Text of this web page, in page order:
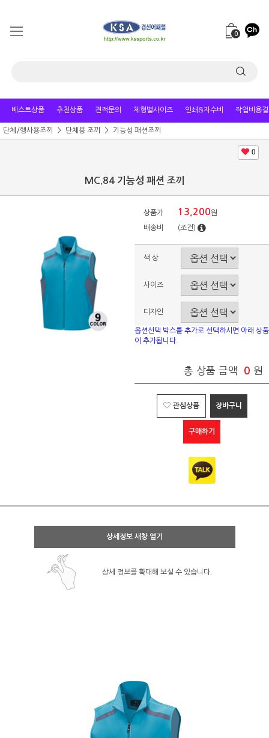
0
베스트상품 추천상품 견적문의 체형별사이즈 인쇄&자수비 작업비용
단체/행사용조끼 단체용 조끼 기능성 패션조끼
0
MC.84 기능성 패션 조끼
상품가 13,200원
배송비 (조건)
색 상
사이즈
디자인
옵션선택 박스를 추가로 선택하시면 아래 상품
이 추가됩니다.
총 상품 금액 0 원
관심상품 장바구니
구매하기
상세정보 새창 열기
상세 정보를 확대해 보실 수 있습니다.